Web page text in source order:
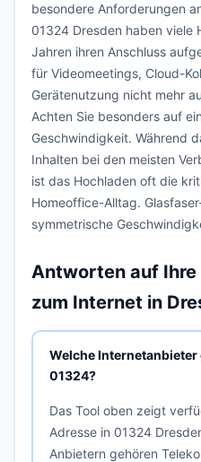
besondere Anforderungen
01324 Dresden haben viele
Jahren ihren Anschluss
für Videomeetings, Cloud-
Gerätenutzung nicht mehr
Achten Sie besonders auf
Geschwindigkeit. Während
Inhalten bei den meisten
ist das Hochladen oft die
Homeoffice-Alltag.
symmetrische
Antworten auf
zum Internet in
Welche Internetanbieter
01324?
Das Tool oben zeigt
Adresse in 01324
Anbietern gehören